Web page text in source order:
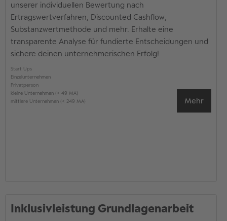
unserer individuellen Bewertung nach
Ertragswertverfahren, Discounted Cashflow,
Substanzwertmethode und mehr. Erhalte eine
transparente Analyse für fundierte Entscheidungen und
sichere deinen unternehmerischen Erfolg!
Start Ups
Einzelunternehmen
Privatperson
kleine Unternehmen (< 49 MA)
mittlere Unternehmen (< 249 MA)
Mehr
Inklusivleistung Grundlagenarbeit